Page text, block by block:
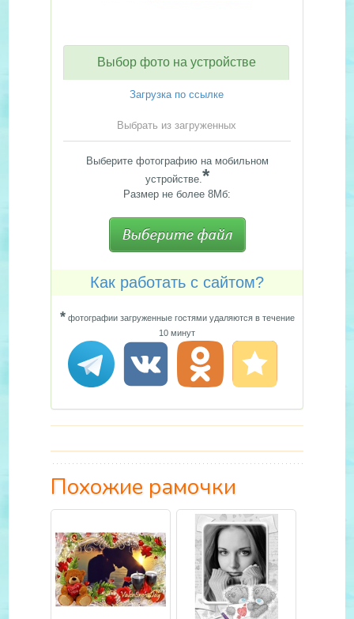
Выбор фото на устройстве
Загрузка по ссылке
Выбрать из загруженных
Выберите фотографию на мобильном
устройстве.*
Размер не более 8Мб:
Как работать с сайтом?
*фотографии загруженные гостями удаляются в течение
10 минут
Похожие рамочки